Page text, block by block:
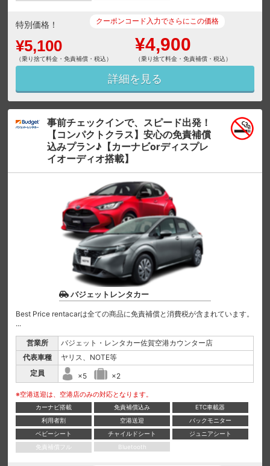
特別価格！
¥5,100
（乗り捨て料金・免責補償・税込）
クーポンコード入力でさらにこの価格
¥4,900
（乗り捨て料金・免責補償・税込）
詳細を見る
事前チェックインで、スピード出発！
【コンパクトクラス】安心の免責補償
込みプラン♪【カーナビorディスプレ
イオーディオ搭載】
バジェットレンタカー
Best Price rentacarは全ての商品に免責補償と消費税が含まれています。
...
営業所
バジェット・レンタカー佐賀空港カウンター店
代表車種
ヤリス、NOTE等
定員
×5 ×2
※空港送迎は、空港店のみの対応となります。
カーナビ搭載 免責補償込み
ETC車載器
利用者割
空港送迎
バックモニター
ベビーシート
チャイルドシート
ジュニアシート
免責補償フル
Bluetooth